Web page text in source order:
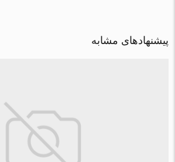
پیشنهادهای مشابه